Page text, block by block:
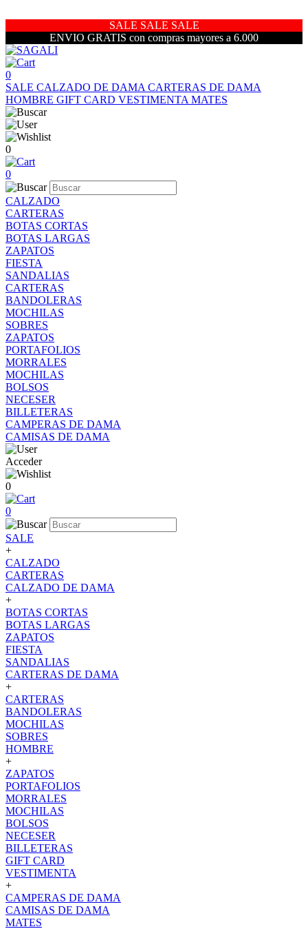
SALE SALE SALE
ENVIO GRATIS con compras mayores a 6.000
0
SALE CALZADO DE DAMA CARTERAS DE DAMA
HOMBRE GIFT CARD VESTIMENTA MATES
0
0
CALZADO
CARTERAS
BOTAS CORTAS
BOTAS LARGAS
ZAPATOS
FIESTA
SANDALIAS
CARTERAS
BANDOLERAS
MOCHILAS
SOBRES
ZAPATOS
PORTAFOLIOS
MORRALES
MOCHILAS
BOLSOS
NECESER
BILLETERAS
CAMPERAS DE DAMA
CAMISAS DE DAMA
Acceder
0
0
SALE
+
CALZADO
CARTERAS
CALZADO DE DAMA
+
BOTAS CORTAS
BOTAS LARGAS
ZAPATOS
FIESTA
SANDALIAS
CARTERAS DE DAMA
+
CARTERAS
BANDOLERAS
MOCHILAS
SOBRES
HOMBRE
+
ZAPATOS
PORTAFOLIOS
MORRALES
MOCHILAS
BOLSOS
NECESER
BILLETERAS
GIFT CARD
VESTIMENTA
+
CAMPERAS DE DAMA
CAMISAS DE DAMA
MATES